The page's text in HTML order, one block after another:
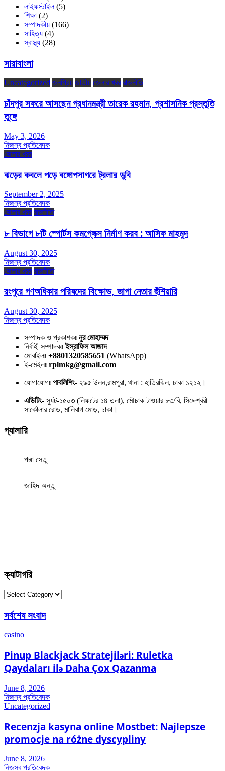
লাইফস্টাইল(5)
শিক্ষা (2)
সম্পাদকীয় (166)
সাহিত্য (4)
স্বাস্থ্য (28)
সারাবাংলা
Uncategorized জনপ্রিয় জাতীয় জেলার খবর রাজনীতি
চাঁদপুর সফরে আসছেন প্রধানমন্ত্রী তারেক রহমান, প্রশাসনিক প্রস্তুতি
তুঙ্গে
May 3, 2026
নিজস্ব প্রতিবেদক
জেলার খবর
ঝড়ের কবলে পড়ে বঙ্গোপসাগরে ট্রলার ডুবি
September 2, 2025
নিজস্ব প্রতিবেদক
জেলার খবর রাজনীতি
৮ বিভাগে ৮টি স্পোর্টস কমপ্লেক্স নির্মাণ করব : আসিফ মাহমুদ
August 30, 2025
নিজস্ব প্রতিবেদক
জেলার খবর রাজনীতি
রংপুরে গণঅধিকার পরিষদের বিক্ষোভ, জাপা নেতার হুঁশিয়ারি
August 30, 2025
নিজস্ব প্রতিবেদক
সম্পাদক ও প্রকাশকঃ নুর মোহাম্মদ
নির্বাহী সম্পাদকঃইস্রাফিল আজাদ
মোবাইলঃ +8801320585651 (WhatsApp)
ই-মেইলঃ rplmkg@gmail.com
যোগাযোগঃ পাবলিশিং- ২৯৫ উলন,রামপুরা, থানা : হাতিরঝিল, ঢাকা ১২১২।
এডিটিং- স্যুট-১৫০৩ (লিফটের ১৪ তলা), মৌচাক টাওয়ার ৮৩/বি, সিদ্দেশ্বরী
সার্কোলার রোড, মালিবাগ মোড়, ঢাকা।
গ্যালারি
পদ্মা সেতু
জাহিদ অন্তু
ক্যাটাগরি
ক্যাটাগরি
সর্বশেষ সংবাদ
casino
Pinup Blackjack Stratejiləri: Ruletka
Qaydaları ilə Daha Çox Qazanma
June 8, 2026
নিজস্ব প্রতিবেদক
Uncategorized
Recenzja kasyna online Mostbet: Najlepsze
promocje na różne dyscypliny
June 8, 2026
নিজস্ব প্রতিবেদক